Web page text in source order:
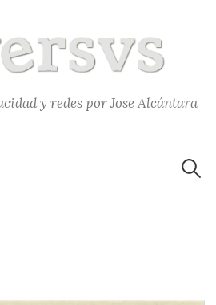
y redes por Jose Alcántara